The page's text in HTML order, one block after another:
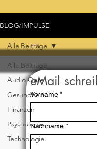
BLOG/IMPULSE
Alle Beiträge
Audio Oase
Gesundheit
Finanzen
Psychologie
Technologie
Alle Beiträge
eMail
Vorname *
Nachname *